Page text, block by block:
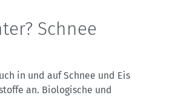
Schnee
in und auf Schnee und Eis
an. Biologische und